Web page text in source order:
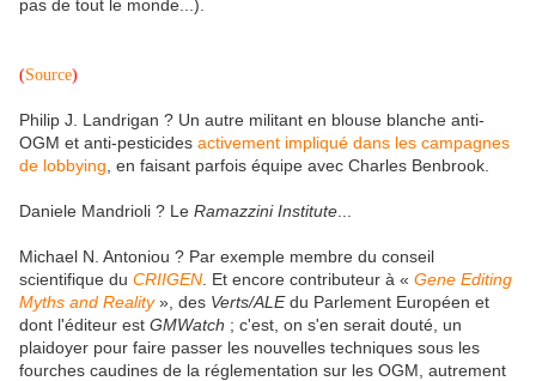
pas de tout le monde...).
(Source)
Philip J. Landrigan ? Un autre militant en blouse blanche anti-
OGM et anti-pesticides activement impliqué dans les campagnes
de lobbying , en faisant parfois équipe avec Charles Benbrook.
Daniele Mandrioli ? Le Ramazzini Institute
Michael N. Antoniou ? Par exemple membre du conseil
scientifique du CRIIGEN . Et encore contributeur à « Gene Editing
Myths and Reality», des Verts/ALEdu Parlement Européen et
dont l'éditeur est GMWatch ; c'est, on s'en serait douté, un
plaidoyer pour faire passer les nouvelles techniques sous les
fourches caudines de la réglementation sur les OGM, autrement